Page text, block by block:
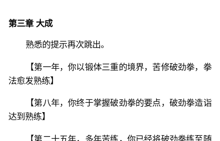
第三章 大成
熟悉的提示再次跳出。
【第一年，你以锻体三重的境界，苦修破劲拳，拳
法愈发熟练】
【第八年，你终于掌握破劲拳的要点，破劲拳造诣
达到熟练】
【第二十五年，多年苦练，你已经将破劲拳练至随